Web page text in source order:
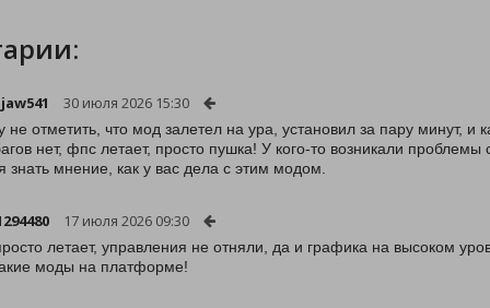
30 июля 2026 15:30
не отметить, что мод залетел на ура, установил за пару минут, и
нет, фпс летает, просто пушка! У кого-то возникали
знать мнение, как у вас дела с этим модом.
17 июля 2026 09:30
летает, управления не отняли, да и графика на высоком
моды на платформе!